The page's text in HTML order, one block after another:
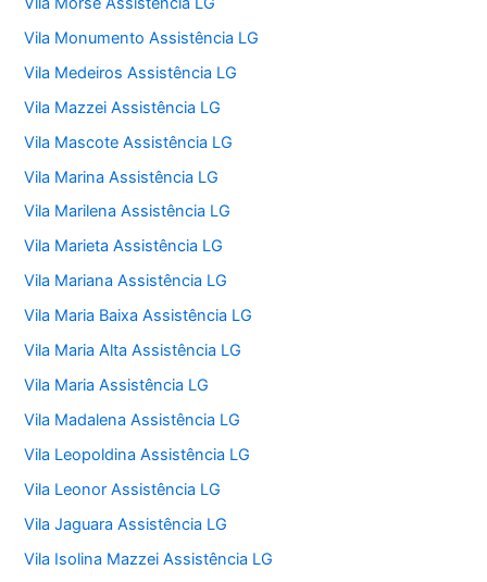
Vila Monumento Assistência LG
Vila Medeiros Assistência LG
Vila Mazzei Assistência LG
Vila Mascote Assistência LG
Vila Marina Assistência LG
Vila Marilena Assistência LG
Vila Marieta Assistência LG
Vila Mariana Assistência LG
Vila Maria Baixa Assistência LG
Vila Maria Alta Assistência LG
Vila Maria Assistência LG
Vila Madalena Assistência LG
Vila Leopoldina Assistência LG
Vila Leonor Assistência LG
Vila Jaguara Assistência LG
Vila Isolina Mazzei Assistência LG